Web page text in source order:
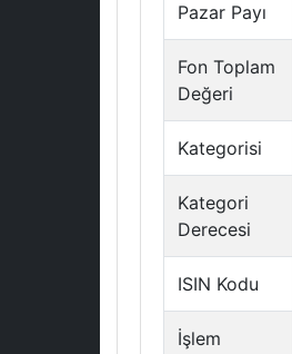
Pazar Payı
Fon Toplam
Değeri
Kategorisi
Kategori
Derecesi
ISIN Kodu
İşlem